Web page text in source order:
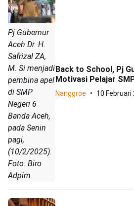
Pj Gubernur
Aceh Dr. H.
Safrizal ZA,
M. Si menjadi
pembina apel
di SMP
Negeri 6
Banda Aceh,
pada Senin
pagi,
(10/2/2025).
Foto: Biro
Adpim
Back to School, Pj
Motivasi Pelajar
Nanggroe 10 Februari